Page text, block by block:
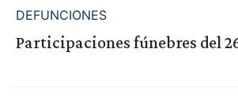
DEFUNCIONES
Participaciones fúnebres del